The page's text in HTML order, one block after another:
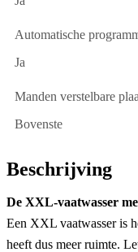
Automatische
Ja
Manden verstelbare
Bovenste
Beschrijving
De XXL-vaatwasser
Een XXL vaatwasser is
heeft dus meer ruimte.